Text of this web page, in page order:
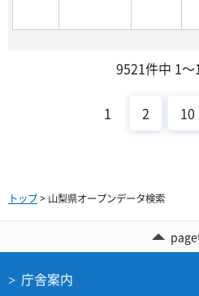
9521件中 1～
1 2 10
トップ> 山梨県オープンデータ検索
庁舎案内